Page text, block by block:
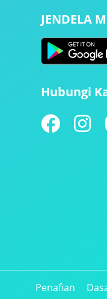
JENDELA
Hubungi
Penafian